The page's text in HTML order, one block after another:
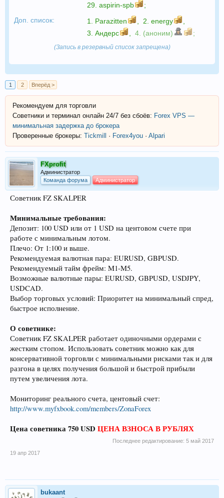
29. aspirin-spb
;
Доп. список:
1. Parazitten 2. energy
3. Андерс 4. (аноним) ;
(Запись в резервный список запрещена)
1 2 Вперёд >
Рекомендуем для торговли
Советники и терминал онлайн 24/7 без сбоёв: Forex VPS —
минимальная задержка до брокера
Проверенные брокеры: Tickmill · Forex4you · Alpari
FXprofit
Администратор
Команда форума
Администратор
Советник FZ SKALPER
Минимальные требования:
Депозит: 100 USD или от 1 USD на центовом счете при
работе с минимальным лотом.
Плечо: От 1:100 и выше.
Рекомендуемая валютная пара: EURUSD, GBPUSD.
Рекомендуемый тайм фрейм: M1-M5.
Возможные валютные пары: EURUSD, GBPUSD, USDJPY,
USDCAD.
Выбор торговых условий: Приоритет на минимальный спред,
быстрое исполнение.
О советнике:
Советник FZ SKALPER работает одиночными ордерами с
жестким стопом. Использовать советник можно как для
консервативной торговли с минимальными рисками так и для
разгона в целях получения большой и быстрой прибыли
путем увеличения лота.
Мониторинг реального счета, центовый счет:
http://www.myfxbook.com/members/ZonaForex
Цена советника 750 USD ЦЕНА ВЗНОСА В РУБЛЯХ
Последнее редактирование: 5 май 2017
19 апр 2017
bukaant